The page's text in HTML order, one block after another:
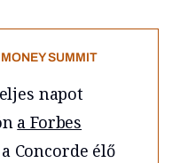
SUMMIT
napot
a Forbes
Concorde élő